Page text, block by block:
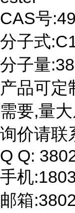
CAS号
分子式
分子量
产品可定
需要,量
询价请联
Q Q:
手机
邮箱